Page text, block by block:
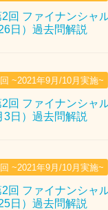
回 ファイナンシャ
日）過去問解説
~2021年9月/10月実施~
回 ファイナンシャ
3日）過去問解説
~2021年9月/10月実施~
回 ファイナンシャ
日）過去問解説